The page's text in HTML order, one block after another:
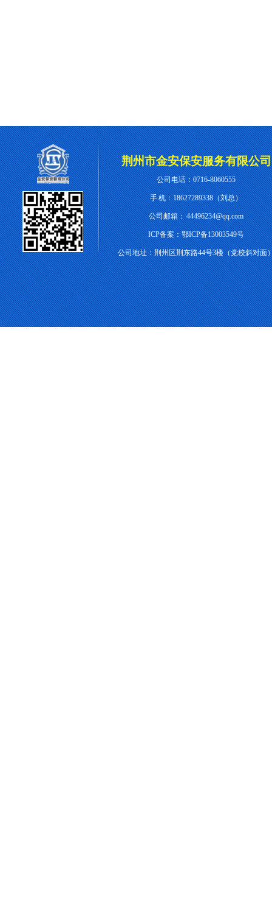
荆州市金安保安服务有限公司
公司电话：0716-8060555
手 机：18627289338（刘总）
公司邮箱：44496234@qq.com
ICP备案：鄂ICP备13003549号
公司地址：荆州区荆东路44号3楼（党校斜对面